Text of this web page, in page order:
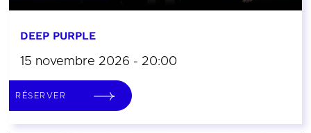
DEEP PURPLE
15 novembre 2026 - 20:00
RÉSERVER